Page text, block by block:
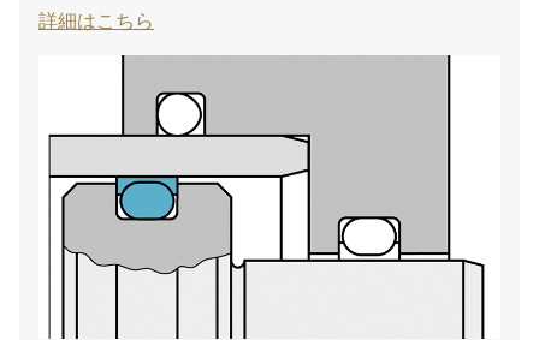
詳細はこちら